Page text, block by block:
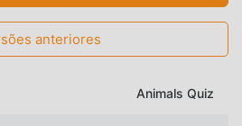
anteriores
Animals Quiz